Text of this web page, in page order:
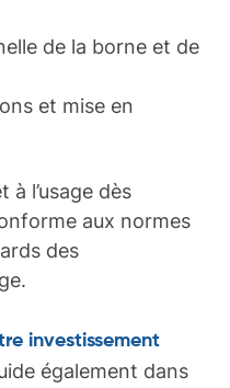
de la borne et de
et mise en
l’usage dès
aux normes
des
investissement
également dans